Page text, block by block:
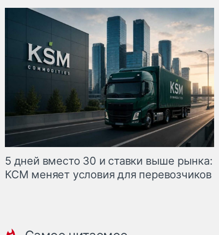
5 дней вместо 30 и ставки выше рынка:
КСМ меняет условия для перевозчиков